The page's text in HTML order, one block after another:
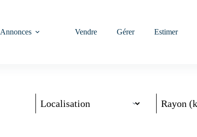
Annonces
Vendre Gérer Estimer